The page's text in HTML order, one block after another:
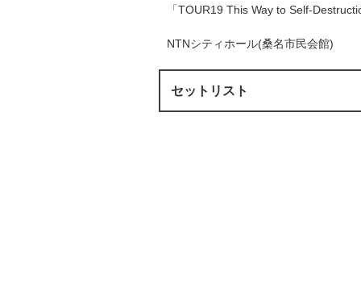
「TOUR19 This Way to Self-
NTNシティホール(桑名市民会館)
セットリスト